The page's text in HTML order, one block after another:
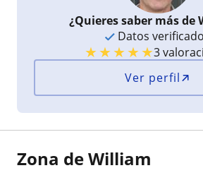
¿Quieres saber más de
Datos
★★★★★3
Ver perfil
Zona de William